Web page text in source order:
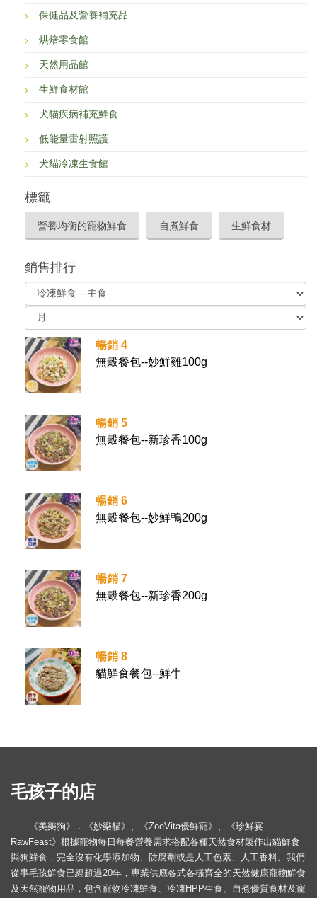
保健品及營養補充品
烘焙零食館
天然用品館
生鮮食材館
犬貓疾病補充鮮食
低能量雷射照護
犬貓冷凍生食館
標籤
營養均衡的寵物鮮食 自煮鮮食 生鮮食材
銷售排行
暢銷 4
無穀餐包--妙鮮雞100g
暢銷 5
無穀餐包--新珍香100g
暢銷 6
無穀餐包--妙鮮鴨200g
暢銷 7
無穀餐包--新珍香200g
暢銷 8
貓鮮食餐包--鮮牛
毛孩子的店
《美樂狗》．《妙樂貓》、《ZoeVita優鮮寵》、《珍鮮宴
RawFeast》根據寵物每日每餐營養需求搭配各種天然食材製作出貓鮮食
與狗鮮食，完全沒有化學添加物、防腐劑或是人工色素、人工香料。我們
從事毛孩鮮食已經超過20年，專業供應各式各樣齊全的天然健康寵物鮮食
及天然寵物用品，包含寵物冷凍鮮食、冷凍HPP生食、自煮優質食材及寵